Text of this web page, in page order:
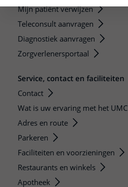
Mijn patiënt verwijzen
Teleconsult aanvragen
Diagnostiek aanvragen
Zorgverlenersportaal
Service, contact en faciliteiten
Contact
Wat is uw ervaring met het
Adres en route
Parkeren
Faciliteiten en voorzieningen
Restaurants en winkels
Apotheek